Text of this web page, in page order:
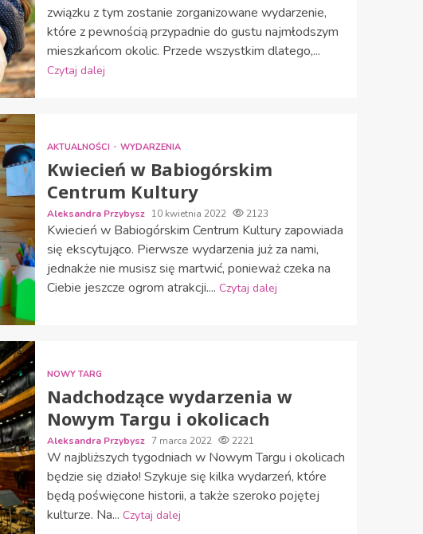
związku z tym zostanie zorganizowane wydarzenie,
które z pewnością przypadnie do gustu najmłodszym
mieszkańcom okolic. Przede wszystkim dlatego,...
Czytaj dalej
AKTUALNOŚCI WYDARZENIA
Kwiecień w Babiogórskim
Centrum Kultury
Aleksandra Przybysz 10 kwietnia 2022 2123
Kwiecień w Babiogórskim Centrum Kultury zapowiada
się ekscytująco. Pierwsze wydarzenia już za nami,
jednakże nie musisz się martwić, ponieważ czeka na
Ciebie jeszcze ogrom atrakcji.... Czytaj dalej
NOWY TARG
Nadchodzące wydarzenia w
Nowym Targu i okolicach
Aleksandra Przybysz 7 marca 2022 2221
W najbliższych tygodniach w Nowym Targu i okolicach
będzie się działo! Szykuje się kilka wydarzeń, które
będą poświęcone historii, a także szeroko pojętej
kulturze. Na... Czytaj dalej